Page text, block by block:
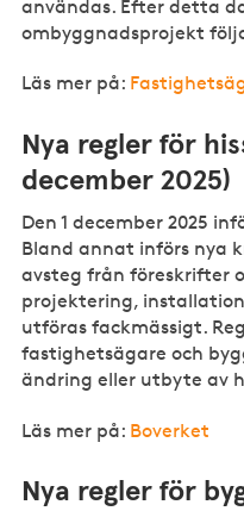
användas. Efter detta
ombyggnadsprojekt
Läs mer på:
Nya regler för hissar (gäller från 1
december 2025)
Den 1 december 2025
Bland annat införs nya
avsteg från föreskrifter
projektering,
utföras fackmässigt.
fastighetsägare och
ändring eller utbyte av
Läs mer på: Boverket
Nya regler för bygglov (gäller från 1